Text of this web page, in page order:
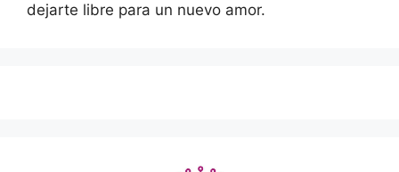
dejarte libre para un nuevo amor.